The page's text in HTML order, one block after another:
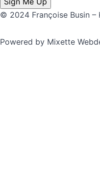
© 2024 Françoise Busin –
Powered by Mixette